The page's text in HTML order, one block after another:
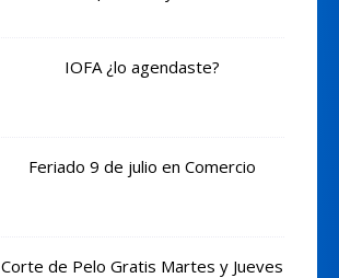
IOFA ¿lo agendaste?
Feriado 9 de julio en Comercio
Corte de Pelo Gratis Martes y Jueves